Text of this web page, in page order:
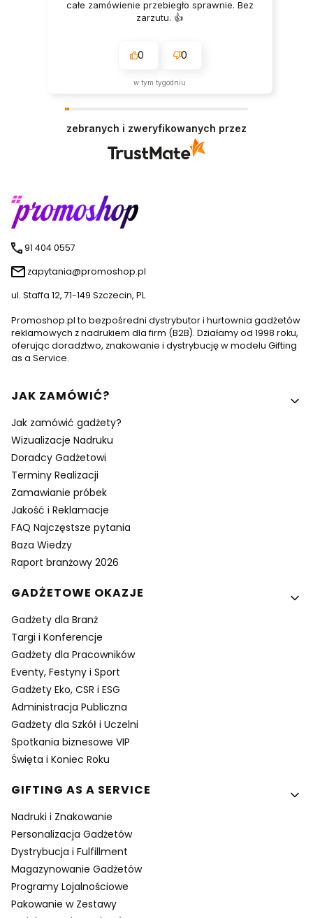
całe zamówienie przebiegło sprawnie. Bez
zarzutu. 👍️
0 0
w tym tygodniu
zebranych i zweryfikowanych przez
91 404 0557
zapytania@promoshop.pl
ul. Staffa 12, 71-149 Szczecin, PL
Promoshop.pl to bezpośredni dystrybutor i hurtownia gadżetów
reklamowych z nadrukiem dla firm (B2B). Działamy od 1998 roku,
oferując doradztwo, znakowanie i dystrybucję w modelu Gifting
as a Service.
Linki w stopce
JAK ZAMÓWIĆ?
Jak zamówić gadżety?
Wizualizacje Nadruku
Doradcy Gadżetowi
Terminy Realizacji
Zamawianie próbek
Jakość i Reklamacje
FAQ Najczęstsze pytania
Baza Wiedzy
Raport branżowy 2026
GADŻETOWE OKAZJE
Gadżety dla Branż
Targi i Konferencje
Gadżety dla Pracowników
Eventy, Festyny i Sport
Gadżety Eko, CSR i ESG
Administracja Publiczna
Gadżety dla Szkół i Uczelni
Spotkania biznesowe VIP
Święta i Koniec Roku
GIFTING AS A SERVICE
Nadruki i Znakowanie
Personalizacja Gadżetów
Dystrybucja i Fulfillment
Magazynowanie Gadżetów
Programy Lojalnościowe
Pakowanie w Zestawy